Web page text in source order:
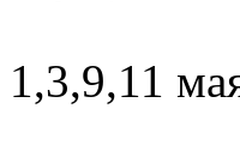
1,3,9,11